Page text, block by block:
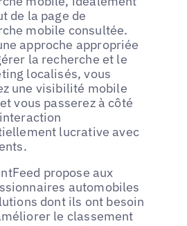
de la page de
mobile consultée.
approche appropriée
la recherche et le
localisés, vous
une visibilité mobile
vous passerez à côté
lucrative avec
propose aux
automobiles
dont ils ont besoin
le classement